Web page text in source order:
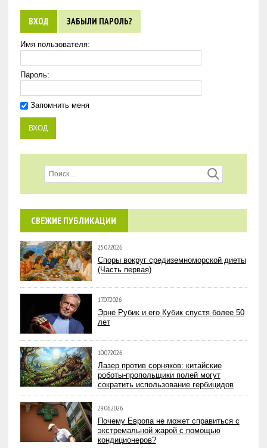
ВХОД ЗАБЫЛИ ПАРОЛЬ?
Имя пользователя:
Пароль:
Запомнить меня
СВЕЖИЕ ПУБЛИКАЦИИ
25.07.2026
Споры вокруг средиземноморской диеты
(Часть первая)
17.07.2026
Эрнё Рубик и его Кубик спустя более 50
лет
10.07.2026
Лазер против сорняков: китайские
роботы-пропольщики полей могут
сократить использование гербицидов
29.06.2026
Почему Европа не может справиться с
экстремальной жарой с помощью
кондиционеров?